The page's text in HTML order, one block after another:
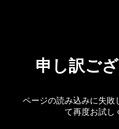
申し訳ご
ページの読み込みに失敗
て再度お試し